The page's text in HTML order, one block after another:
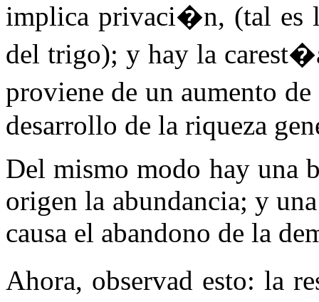
implica privaci�n, (tal es
del trigo); y hay la
proviene de un aumento
desarrollo de la riqueza
Del mismo modo hay una
origen la abundancia; y
causa el abandono de la
Ahora, observad esto: la